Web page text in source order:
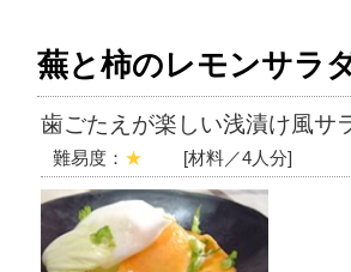
蕪と柿のレモンサラ
歯ごたえが楽しい浅漬け風サ
難易度： ★ [材料／4人分]